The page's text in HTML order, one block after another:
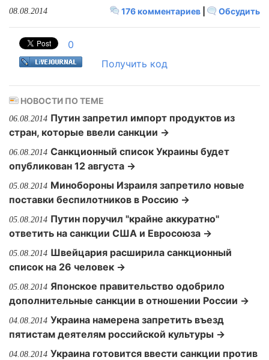
176 комментариев Обсудить
08.08.2014
0
Получить код
НОВОСТИ ПО ТЕМЕ
06.08.2014 Путин запретил импорт продуктов из
стран, которые ввели санкции →
06.08.2014 Санкционный список Украины будет
опубликован 12 августа →
05.08.2014 Минобороны Израиля запретило новые
поставки беспилотников в Россию →
05.08.2014 Путин поручил "крайне аккуратно"
ответить на санкции США и Евросоюза →
05.08.2014 Швейцария расширила санкционный
список на 26 человек →
05.08.2014 Японское правительство одобрило
дополнительные санкции в отношении России →
04.08.2014 Украина намерена запретить въезд
пятистам деятелям российской культуры →
04.08.2014 Украина готовится ввести санкции против